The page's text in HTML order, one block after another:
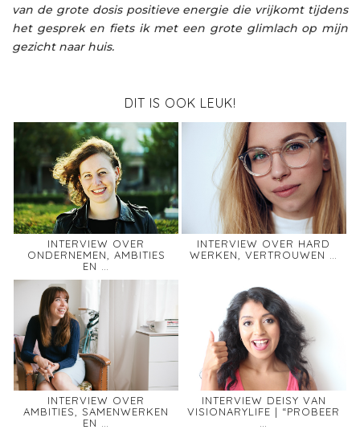
van de grote dosis positieve energie die vrijkomt tijdens
het gesprek en fiets ik met een grote glimlach op mijn
gezicht naar huis.
DIT IS OOK LEUK!
INTERVIEW OVER
ONDERNEMEN, AMBITIES
EN …
INTERVIEW OVER HARD
WERKEN, VERTROUWEN …
INTERVIEW OVER
AMBITIES, SAMENWERKEN
EN …
INTERVIEW DEISY VAN
VISIONARYLIFE | “PROBEER
…